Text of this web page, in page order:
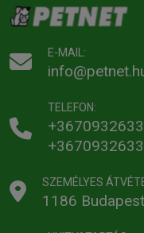
E-MAIL:
TELEFON:
SZEMÉLYES
1186